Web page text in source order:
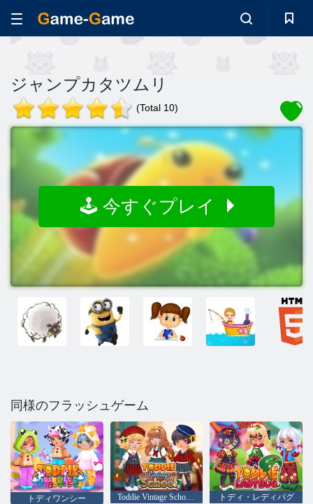
ジャンプカタツムリ
(Total 10)
🕹️ 今すぐプレイ
同様のフラッシュゲーム
トディワンシー Toddie Vintage School Day トディ・レディバグ